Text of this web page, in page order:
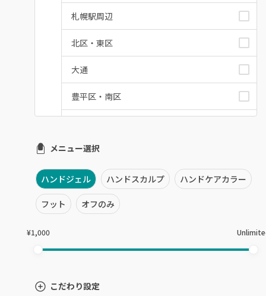
札幌駅周辺
北区・東区
大通
豊平区・南区
円山周辺
白石区・厚別区・清田区
すすきの・市電沿線
室蘭・登別・苫小牧
メニュー選択
ハンドジェル ハンドスカルプ ハンドケアカラー
フット オフのみ
¥1,000
こだわり設定